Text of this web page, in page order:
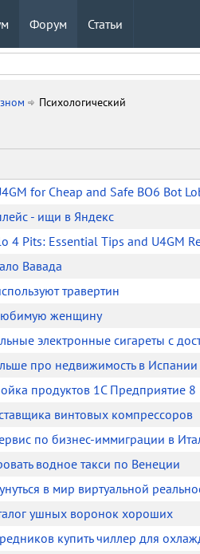
Форум Статьи
Психологический
for Cheap and Safe BO6 Bot
- ищи в Яндекс
4 Pits: Essential Tips and U4GM
Вавада
травертин
женщину
электронные сигареты с
про недвижимость в Испании
продуктов 1С Предприятие 8
винтовых компрессоров
по бизнес-иммиграции в
водное такси по Венеции
в мир виртуальной
ушных воронок хороших
купить чиллер для